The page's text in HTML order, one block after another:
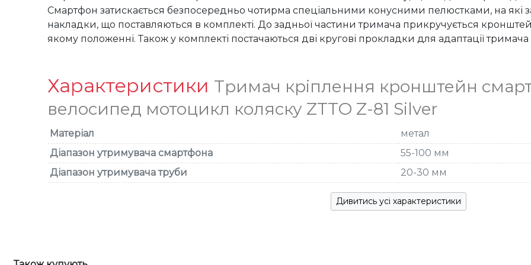
Смартфон затискається безпосередньо чотирма спеціальними конусними пелюстками, на які
накладки, що поставляються в комплекті. До задньої частини тримача прикручується
якому положенні. Також у комплекті постачаються дві кругові прокладки для адаптації
Характеристики Тримач кріплення кронштейн
велосипед мотоцикл коляску ZTTO Z-81 Silver
Матеріал
метал
Діапазон утримувача смартфона
55-100 мм
Діапазон утримувача труби
20-30 мм
Дивитись усі характеристики